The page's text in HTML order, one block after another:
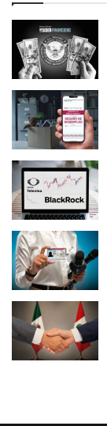
t
e
s
d
s
a
l
a
b
r
o
e
n
s
e
p
b
o
u
o
e
e
l
s
u
r
d
e
M
é
x
c
o